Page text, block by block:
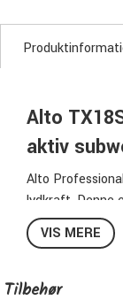
Alto
aktiv
Alto
lydkraft. Denne
projicere dem
eller
glæde sig -
VIS MERE
Tilbehør